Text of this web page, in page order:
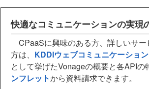
快適なコミュニケーションの実現
CPaaSに興味のある方、詳しいサ
方は、 KDDIウェブコミュニケーショ
として挙げたVonageの概要と各APIの
ンフレットから資料請求できます。